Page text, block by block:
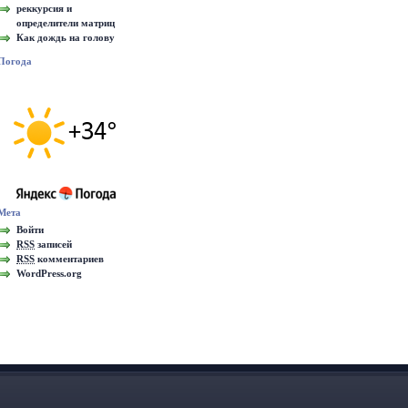
реккурсия и
определители матриц
Как дождь на голову
Войти
RSS записей
RSS комментариев
WordPress.org